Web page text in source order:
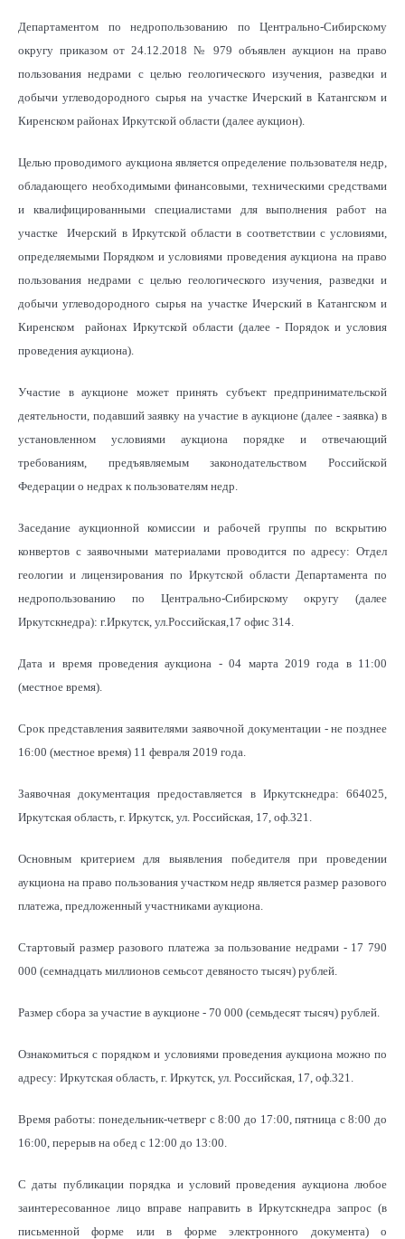
Департаментом по недропользованию по Центрально-Сибирскому
округу приказом от 24.12.2018 № 979 объявлен аукцион на право
пользования недрами с целью геологического изучения, разведки и
добычи углеводородного сырья на участке Ичерский в Катангском и
Киренском районах Иркутской области (далее аукцион).
Целью проводимого аукциона является определение пользователя недр,
обладающего необходимыми финансовыми, техническими средствами
и квалифицированными специалистами для выполнения работ на
участке Ичерский в Иркутской области в соответствии с условиями,
определяемыми Порядком и условиями проведения аукциона на право
пользования недрами с целью геологического изучения, разведки и
добычи углеводородного сырья на участке Ичерский в Катангском и
Киренском районах Иркутской области (далее - Порядок и условия
проведения аукциона).
Участие в аукционе может принять субъект предпринимательской
деятельности, подавший заявку на участие в аукционе (далее - заявка) в
установленном условиями аукциона порядке и отвечающий
требованиям, предъявляемым законодательством Российской
Федерации о недрах к пользователям недр.
Заседание аукционной комиссии и рабочей группы по вскрытию
конвертов с заявочными материалами проводится по адресу: Отдел
геологии и лицензирования по Иркутской области Департамента по
недропользованию по Центрально-Сибирскому округу (далее
Иркутскнедра): г.Иркутск, ул.Российская,17 офис 314.
Дата и время проведения аукциона - 04 марта 2019 года в 11:00
(местное время).
Срок представления заявителями заявочной документации - не позднее
16:00 (местное время) 11 февраля 2019 года.
Заявочная документация предоставляется в Иркутскнедра: 664025,
Иркутская область, г. Иркутск, ул. Российская, 17, оф.321.
Основным критерием для выявления победителя при проведении
аукциона на право пользования участком недр является размер разового
платежа, предложенный участниками аукциона.
Стартовый размер разового платежа за пользование недрами - 17 790
000 (семнадцать миллионов семьсот девяносто тысяч) рублей.
Размер сбора за участие в аукционе - 70 000 (семьдесят тысяч) рублей.
Ознакомиться с порядком и условиями проведения аукциона можно по
адресу: Иркутская область, г. Иркутск, ул. Российская, 17, оф.321.
Время работы: понедельник-четверг с 8:00 до 17:00, пятница с 8:00 до
16:00, перерыв на обед с 12:00 до 13:00.
С даты публикации порядка и условий проведения аукциона любое
заинтересованное лицо вправе направить в Иркутскнедра запрос (в
письменной форме или в форме электронного документа) о